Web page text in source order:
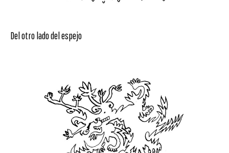
Del otro lado del espejo